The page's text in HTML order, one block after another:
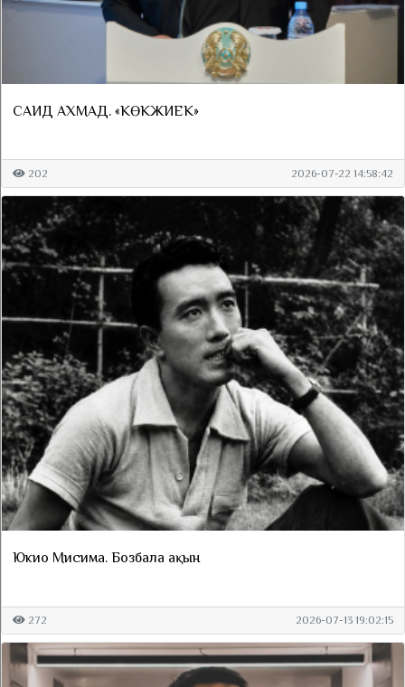
САИД АХМАД. «КӨКЖИЕК»
202 2026-07-22 14:58:42
Юкио Мисима. Бозбала ақын
272 2026-07-13 19:02:15